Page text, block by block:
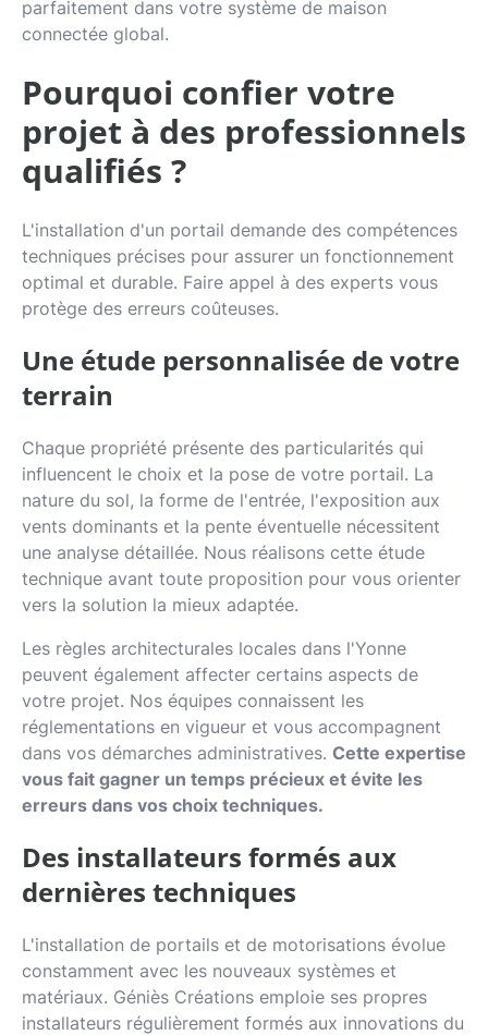
parfaitement dans votre système de maison
connectée global.
Pourquoi confier votre
projet à des professionnels
qualifiés ?
L'installation d'un portail demande des compétences
techniques précises pour assurer un fonctionnement
optimal et durable. Faire appel à des experts vous
protège des erreurs coûteuses.
Une étude personnalisée de votre
terrain
Chaque propriété présente des particularités qui
influencent le choix et la pose de votre portail. La
nature du sol, la forme de l'entrée, l'exposition aux
vents dominants et la pente éventuelle nécessitent
une analyse détaillée. Nous réalisons cette étude
technique avant toute proposition pour vous orienter
vers la solution la mieux adaptée.
Les règles architecturales locales dans l'Yonne
peuvent également affecter certains aspects de
votre projet. Nos équipes connaissent les
réglementations en vigueur et vous accompagnent
dans vos démarches administratives. Cette expertise
vous fait gagner un temps précieux et évite les
erreurs dans vos choix techniques.
Des installateurs formés aux
dernières techniques
L'installation de portails et de motorisations évolue
constamment avec les nouveaux systèmes et
matériaux. Géniès Créations emploie ses propres
installateurs régulièrement formés aux innovations du